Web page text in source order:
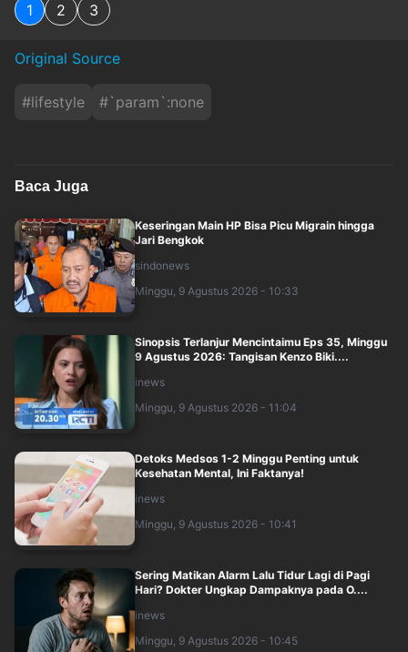
1 2 3
Original Source
#lifestyle #`param`:none
Baca Juga
Keseringan Main HP Bisa Picu Migrain hingga
Jari Bengkok
sindonews
Minggu, 9 Agustus 2026 - 10:33
Sinopsis Terlanjur Mencintaimu Eps 35, Minggu
9 Agustus 2026: Tangisan Kenzo Biki....
inews
Minggu, 9 Agustus 2026 - 11:04
Detoks Medsos 1-2 Minggu Penting untuk
Kesehatan Mental, Ini Faktanya!
inews
Minggu, 9 Agustus 2026 - 10:41
Sering Matikan Alarm Lalu Tidur Lagi di Pagi
Hari? Dokter Ungkap Dampaknya pada O....
inews
Minggu, 9 Agustus 2026 - 10:45